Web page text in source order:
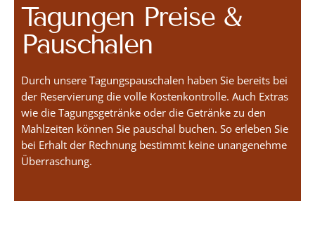
Tagungen Preise &
Pauschalen
Durch unsere Tagungspauschalen haben Sie bereits bei
der Reservierung die volle Kostenkontrolle. Auch Extras
wie die Tagungsgetränke oder die Getränke zu den
Mahlzeiten können Sie pauschal buchen. So erleben Sie
bei Erhalt der Rechnung bestimmt keine unangenehme
Überraschung.